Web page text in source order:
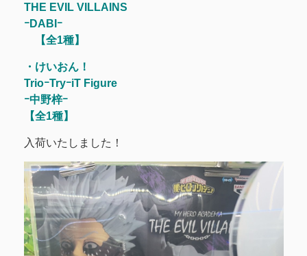
THE EVIL VILLAINS
ｰDABIｰ
【全1種】
・けいおん！
TrioｰTryｰiT Figure
ｰ中野梓ｰ
【全1種】
入荷いたしました！